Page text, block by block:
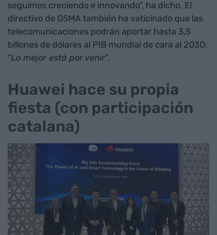
seguimos creciendo e innovando”, ha dicho. El
directivo de GSMA también ha vaticinado que las
telecomunicaciones podrán aportar hasta 3,5
billones de dólares al PIB mundial de cara al 2030:
“Lo mejor está por venir”.
Huawei hace su propia
fiesta (con participación
catalana)